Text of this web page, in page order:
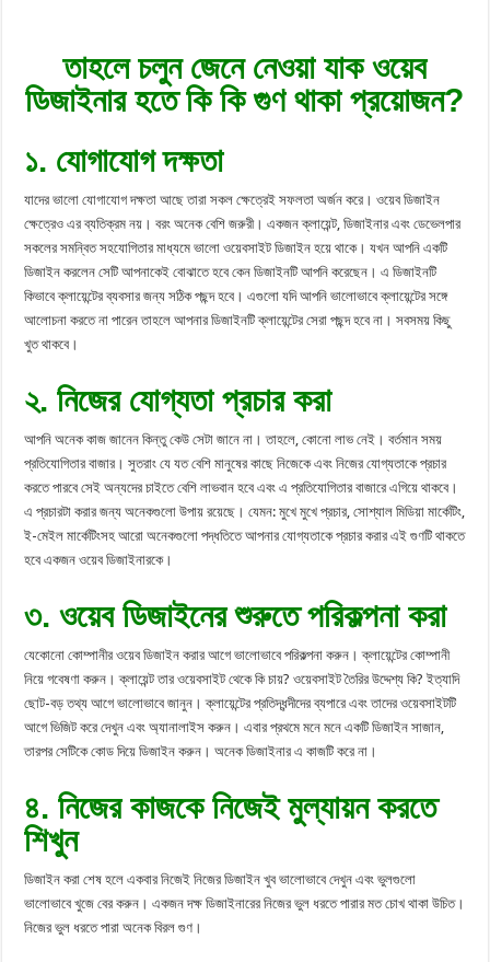
তাহলে চলুন জেনে নেওয়া যাক ওয়েব
ডিজাইনার হতে কি কি গুণ থাকা প্রয়োজন?
১. যোগাযোগ দক্ষতা
যাদের ভালো যোগাযোগ দক্ষতা আছে তারা সকল ক্ষেত্রেই সফলতা অর্জন করে। ওয়েব ডিজাইন
ক্ষেত্রেও এর ব্যতিক্রম নয়। বরং অনেক বেশি জরুরী। একজন ক্লায়েন্ট, ডিজাইনার এবং ডেভেলপার
সকলের সমন্বিত সহযোগিতার মাধ্যমে ভালো ওয়েবসাইট ডিজাইন হয়ে থাকে। যখন আপনি একটি
ডিজাইন করলেন সেটি আপনাকেই বোঝাতে হবে কেন ডিজাইনটি আপনি করেছেন। এ ডিজাইনটি
কিভাবে ক্লায়েন্টের ব্যবসার জন্য সঠিক পছন্দ হবে। এগুলো যদি আপনি ভালোভাবে ক্লায়েন্টের সঙ্গে
আলোচনা করতে না পারেন তাহলে আপনার ডিজাইনটি ক্লায়েন্টের সেরা পছন্দ হবে না। সবসময় কিছু
খুত থাকবে।
২. নিজের যোগ্যতা প্রচার করা
আপনি অনেক কাজ জানেন কিন্তু কেউ সেটা জানে না। তাহলে, কোনো লাভ নেই। বর্তমান সময়
প্রতিযোগিতার বাজার। সুতরাং যে যত বেশি মানুষের কাছে নিজেকে এবং নিজের যোগ্যতাকে প্রচার
করতে পারবে সেই অন্যদের চাইতে বেশি লাভবান হবে এবং এ প্রতিযোগিতার বাজারে এগিয়ে থাকবে।
এ প্রচারটা করার জন্য অনেকগুলো উপায় রয়েছে। যেমন: মুখে মুখে প্রচার, সোশ্যাল মিডিয়া মার্কেটিং,
ই-মেইল মার্কেটিংসহ আরো অনেকগুলো পদ্ধতিতে আপনার যোগ্যতাকে প্রচার করার এই গুণটি থাকতে
হবে একজন ওয়েব ডিজাইনারকে।
৩. ওয়েব ডিজাইনের শুরুতে পরিকল্পনা করা
যেকোনো কোম্পানীর ওয়েব ডিজাইন করার আগে ভালোভাবে পরিকল্পনা করুন। ক্লায়েন্টের কোম্পানী
নিয়ে গবেষণা করুন। ক্লায়েন্ট তার ওয়েবসাইট থেকে কি চায়? ওয়েবসাইট তৈরির উদ্দেশ্য কি? ইত্যাদি
ছোট-বড় তথ্য আগে ভালোভাবে জানুন। ক্লায়েন্টের প্রতিদ্ধন্দীদের ব্যপারে এবং তাদের ওয়েবসাইটটি
আগে ভিজিট করে দেখুন এবং অ্যানালাইস করুন। এবার প্রথমে মনে মনে একটি ডিজাইন সাজান,
তারপর সেটিকে কোড দিয়ে ডিজাইন করুন। অনেক ডিজাইনার এ কাজটি করে না।
৪. নিজের কাজকে নিজেই মুল্যায়ন করতে
শিখুন
ডিজাইন করা শেষ হলে একবার নিজেই নিজের ডিজাইন খুব ভালোভাবে দেখুন এবং ভুলগুলো
ভালোভাবে খুজে বের করুন। একজন দক্ষ ডিজাইনারের নিজের ভুল ধরতে পারার মত চোখ থাকা উচিত।
নিজের ভুল ধরতে পারা অনেক বিরল গুণ।